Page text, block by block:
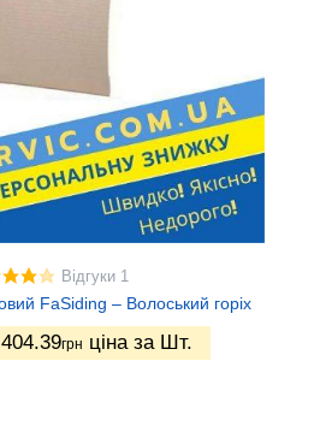
Відгуки 1
FaSiding – Волоський горіх
404.39грн ціна за Шт.